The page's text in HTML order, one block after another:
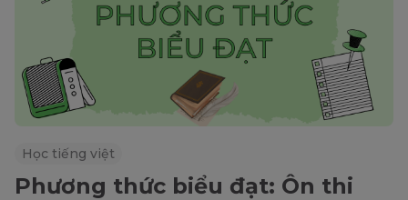
Học tiếng việt
Phương thức biểu đạt: Ôn thi